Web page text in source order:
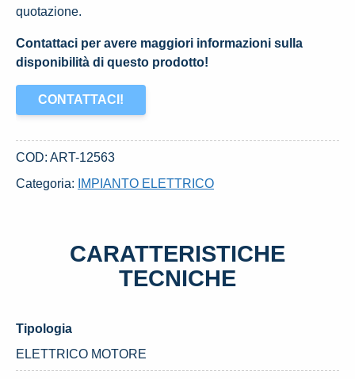
quotazione.
Contattaci per avere maggiori informazioni sulla
disponibilità di questo prodotto!
CONTATTACI!
COD: ART-12563
Categoria:
IMPIANTO ELETTRICO
CARATTERISTICHE
TECNICHE
Tipologia
ELETTRICO MOTORE